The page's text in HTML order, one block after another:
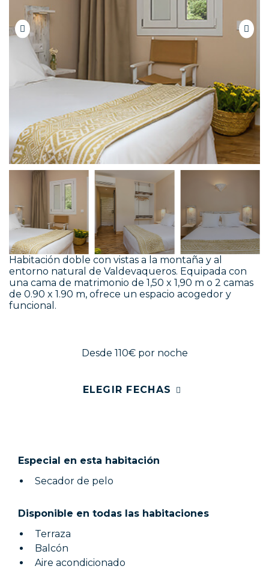
Habitación doble con vistas a la montaña y al
entorno natural de Valdevaqueros. Equipada con
una cama de matrimonio de 1,50 x 1,90 m o 2 camas
de 0.90 x 1.90 m, ofrece un espacio acogedor y
funcional.
Desde 110€por noche
ELEGIR FECHAS
Especial en esta habitación
Secador de pelo
Disponible en todas las habitaciones
Terraza
Balcón
Aire acondicionado